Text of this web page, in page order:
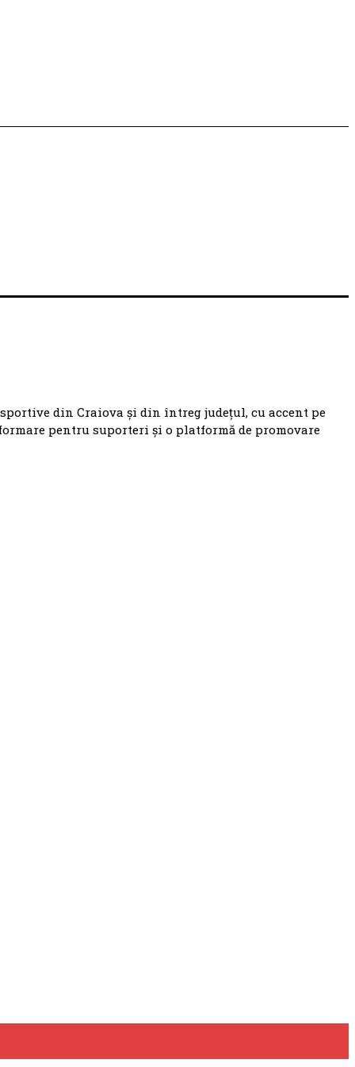
din Craiova și din întreg județul, cu accent pe
pentru suporteri și o platformă de promovare